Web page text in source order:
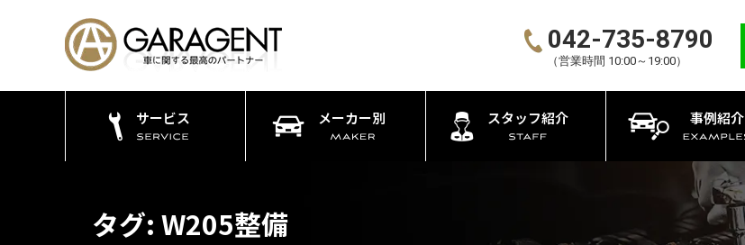
042-735-8790
（営業時間 10:00～19:00）
サービス メーカー別 スタッフ紹介 事例紹介
タグ: W205整備